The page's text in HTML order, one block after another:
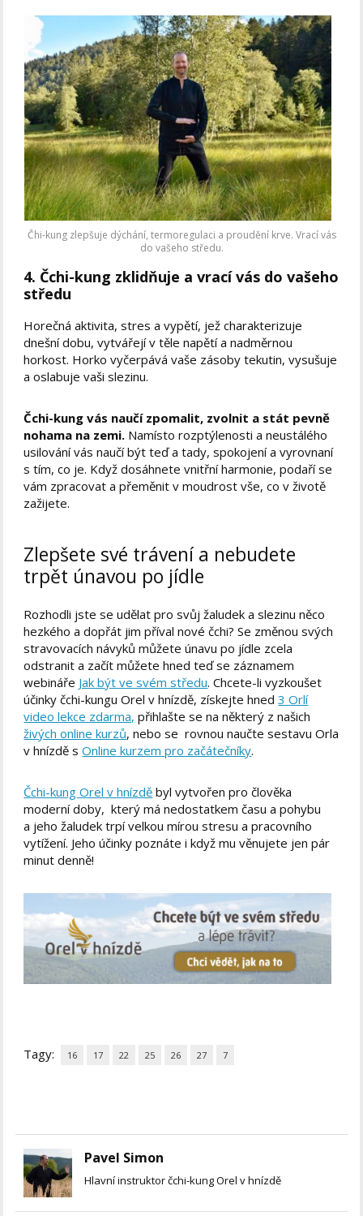
Čhi-kung zlepšuje dýchání, termoregulaci a proudění krve. Vrací vás
do vašeho středu.
4. Čchi-kung zklidňuje a vrací vás do vašeho
středu
Horečná aktivita, stres a vypětí, jež charakterizuje
dnešní dobu, vytvářejí v těle napětí a nadměrnou
horkost. Horko vyčerpává vaše zásoby tekutin, vysušuje
a oslabuje vaši slezinu.
Čchi-kung vás naučí zpomalit, zvolnit a stát pevně
nohama na zemi. Namísto rozptýlenosti a neustálého
usilování vás naučí být teď a tady, spokojení a vyrovnaní
s tím, co je. Když dosáhnete vnitřní harmonie, podaří se
vám zpracovat a přeměnit v moudrost vše, co v životě
zažijete.
Zlepšete své trávení a nebudete
trpět únavou po jídle
Rozhodli jste se udělat pro svůj žaludek a slezinu něco
hezkého a dopřát jim příval nové čchi? Se změnou svých
stravovacích návyků můžete únavu po jídle zcela
odstranit a začít můžete hned teď se záznamem
webináře Jak být ve svém středu. Chcete-li vyzkoušet
účinky čchi-kungu Orel v hnízdě, získejte hned3 Orlí
video lekce zdarma, přihlašte se na některý z našich
živých online kurzů, nebo se rovnou naučte sestavu Orla
v hnízdě sOnline kurzem pro začátečníky.
Čchi-kung Orel v hnízdě byl vytvořen pro člověka
moderní doby, který má nedostatkem času a pohybu
a jeho žaludek trpí velkou mírou stresu a pracovního
vytížení. Jeho účinky poznáte i když mu věnujete jen pár
minut denně!
Tagy: 16 17 22 25 26 27 7
Pavel Simon
Hlavní instruktor čchi-kung Orel v hnízdě